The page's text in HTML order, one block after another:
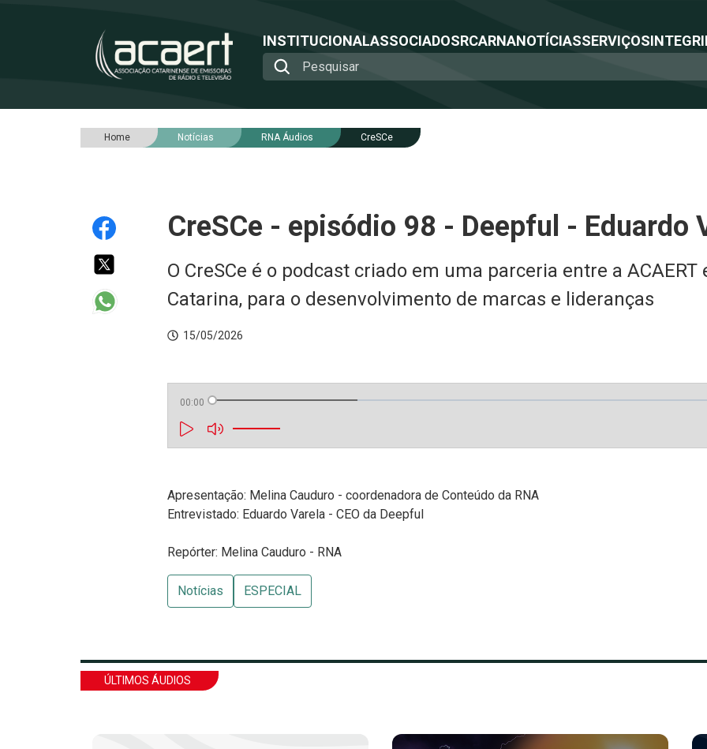
INSTITUCIONALASSOCIADOSRCARNANOTÍCIASSERVIÇOS
Home Notícias RNA Áudios CreSCe
CreSCe - episódio 98 - Deepful - Eduardo
O CreSCe é o podcast criado em uma parceria entre a ACAERT
Catarina, para o desenvolvimento de marcas e lideranças
15/05/2026
00:00
Apresentação: Melina Cauduro - coordenadora de Conteúdo da RNA
Entrevistado: Eduardo Varela - CEO da Deepful
Repórter: Melina Cauduro - RNA
Notícias ESPECIAL
ÚLTIMOS ÁUDIOS